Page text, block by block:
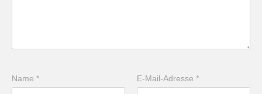
Name * E-Mail-Adresse*